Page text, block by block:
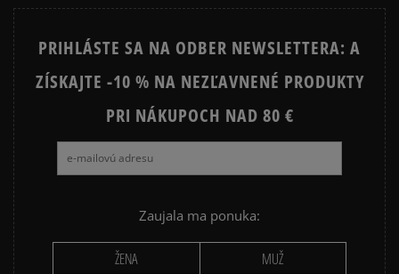
PRIHLÁSTE SA NA ODBER NEWSLETTERA: A
ZÍSKAJTE -10 % NA NEZĽAVNENÉ PRODUKTY
PRI NÁKUPOCH NAD 80 €
Zaujala ma ponuka:
ŽENA MUŽ